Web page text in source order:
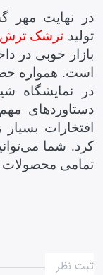
در نهایت مهر
تولید ترشک
بازار خوبی در
است. همواره
در نمایشگاه
دستاوردهای
افتخارات
کرد. شما
تمامی محصولات
ثبت نظر